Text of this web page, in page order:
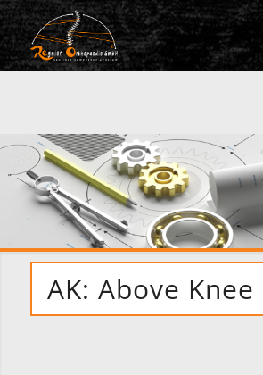
AK: Above Knee